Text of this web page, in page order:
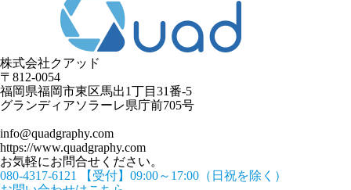
株式会社クアッド
〒812-0054
​福岡県福岡市東区馬出1丁目31番-5
グランディアソラーレ県庁前705号
info@quadgraphy.com
https://www.quadgraphy.com
お気軽にお問合せください。
080-4317-6121
【受付】09:00～17:00（日祝を除く）